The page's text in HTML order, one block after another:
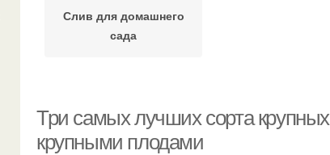
Слив для домашнего
сада
Три самых лучших сорта
крупными плодами